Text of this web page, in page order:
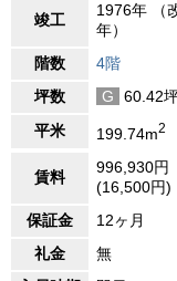
竣工
1976年 （
年）
階数
4階
坪数
G
60.42
平米
199.74m2
賃料
996,930円
(16,500円)
保証金
12ヶ月
礼金
無